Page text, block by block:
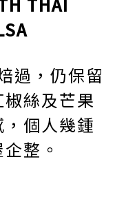
過，仍保留
絲及芒果
個人幾鍾
整。